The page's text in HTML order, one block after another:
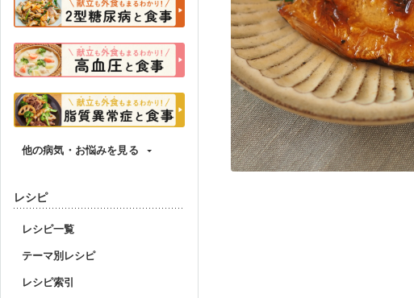
他の病気・お悩みを見る
レシピ
レシピ一覧
テーマ別レシピ
レシピ索引